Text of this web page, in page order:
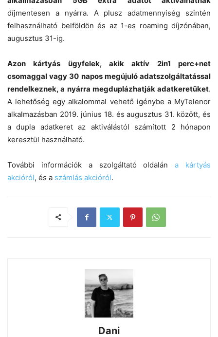
díjmentesen a nyárra. A plusz adatmennyiség szintén
felhasználható belföldön és az 1-es roaming díjzónában,
augusztus 31-ig.
Azon kártyás ügyfelek, akik aktív 2in1 perc+net
csomaggal vagy 30 napos megújuló adatszolgáltatással
rendelkeznek, a nyárra megduplázhatják adatkeretüket.
A lehetőség egy alkalommal vehető igénybe a MyTelenor
alkalmazásban 2019. június 18. és augusztus 31. között, és
a dupla adatkeret az aktiválástól számított 2 hónapon
keresztül használható.
További információk a szolgáltató oldalána kártyás
akcióról, és a számlás akcióról.
Dani